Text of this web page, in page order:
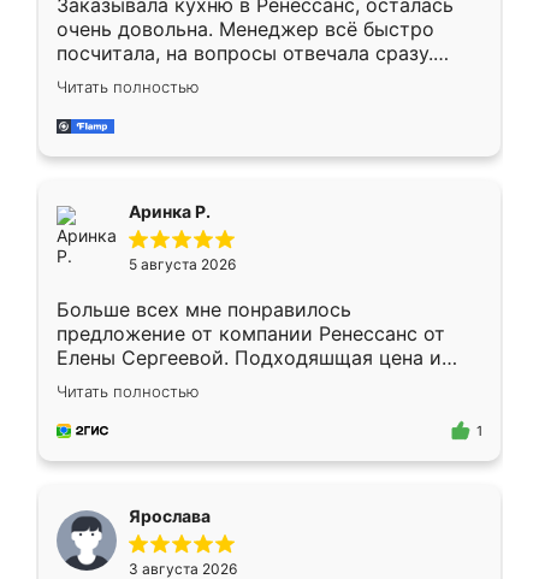
Заказывала кухню в Ренессанс, осталась
очень довольна. Менеджер всё быстро
посчитала, на вопросы отвечала сразу.
Замерщик приехал в субботу, подошёл к
делу со всей ответственностью. Собрали
за день, ребята работали аккуратно, даже
Читать полностью
Аринка Р.
5 августа 2026
Больше всех мне понравилось
предложение от компании Ренессанс от
Елены Сергеевой. Подходяшщая цена и
короткие сроки изготовления. Приехавший
для замера сотрудник Владислав
предложил по моему эскизу самый
Читать полностью
1
Ярослава
3 августа 2026